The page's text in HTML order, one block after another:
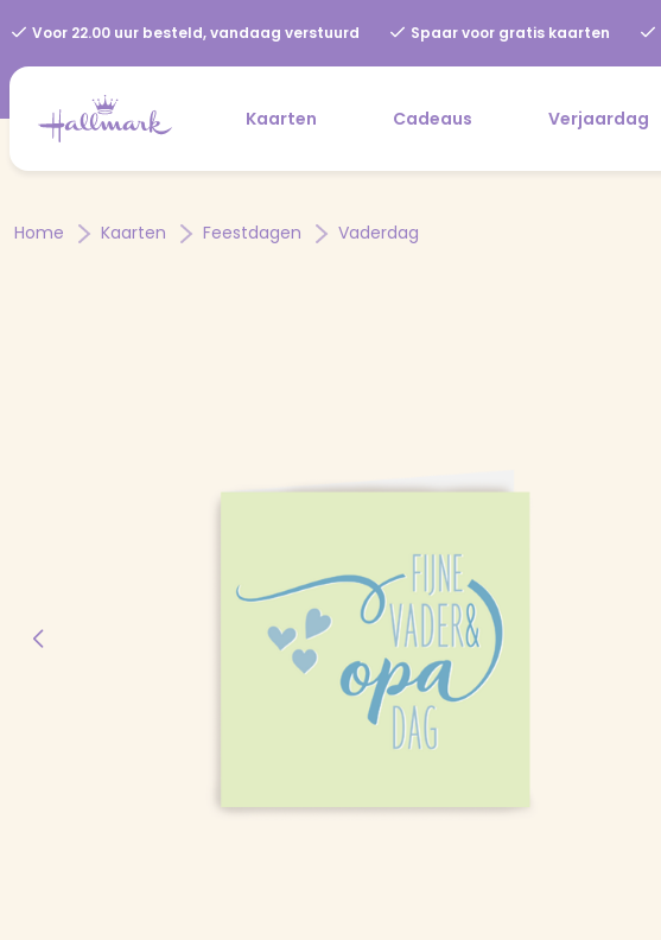
Voor 22.00 uur besteld, vandaag verstuurd Spaar voor gratis kaarten
Kaarten Cadeaus Verjaardag
Home Kaarten Feestdagen Vaderdag